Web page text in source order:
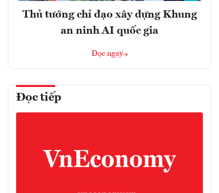
Thủ tướng chỉ đạo xây dựng Khung
an ninh AI quốc gia
Đọc ngay
Đọc tiếp